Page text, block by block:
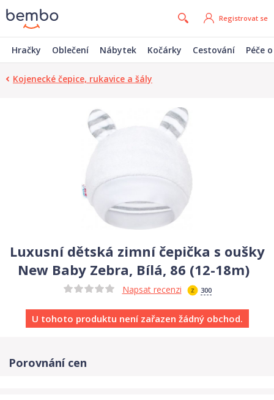
Registrovat se
Hračky Oblečení Nábytek Kočárky Cestování Péče
Kojenecké čepice, rukavice a šály
Luxusní dětská zimní čepička s oušky
New Baby Zebra, Bílá, 86 (12-18m)
Napsat recenzi 300
U tohoto produktu není zařazen žádný obchod.
Porovnání cen